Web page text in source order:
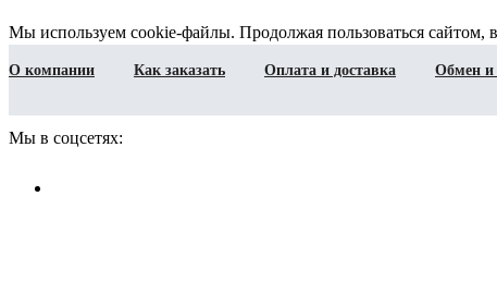
Мы используем cookie-файлы. Продолжая пользоваться сайтом,
О компании Как заказать Оплата и доставка Обмен и
Мы в соцсетях: